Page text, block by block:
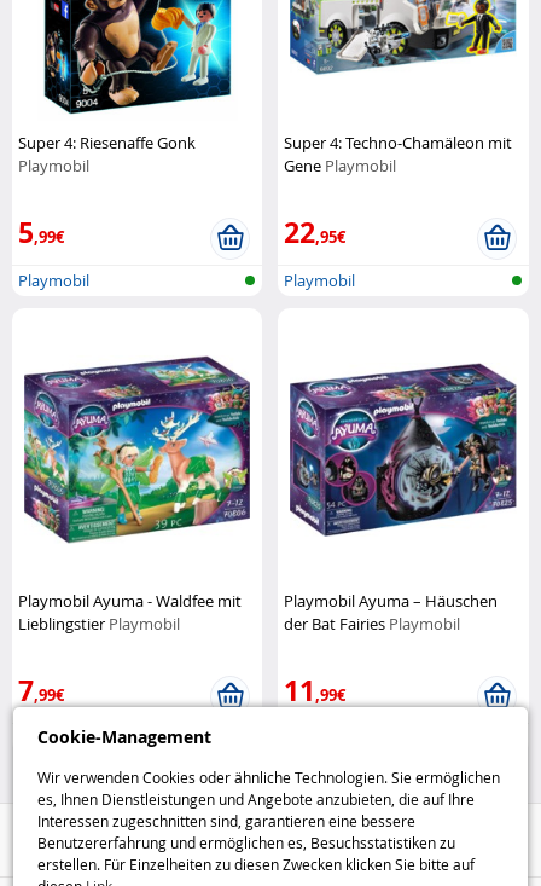
Cookie-Management
Wir verwenden Cookies oder ähnliche Technologien. Sie ermöglichen
es, Ihnen Dienstleistungen und Angebote anzubieten, die auf Ihre
Interessen zugeschnitten sind, garantieren eine bessere
Benutzererfahrung und ermöglichen es, Besuchsstatistiken zu
erstellen. Für Einzelheiten zu diesen Zwecken klicken Sie bitte auf
Super 4: Riesenaffe Gonk
Playmobil
5,99€
Playmobil
Super 4: Techno-Chamäleon mit
Gene Playmobil
22,95€
Playmobil
Playmobil Ayuma - Waldfee mit
Lieblingstier Playmobil
7,99€
Playmobil
Playmobil Ayuma – Häuschen
der Bat Fairies Playmobil
11,99€
Hilfe / Kontakt